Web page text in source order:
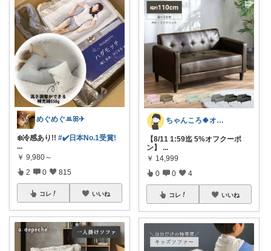
めぐめぐꔛꕤ✈︎
❄️冷感あり!! #✔️日本No.1受賞!
...
￥ 9,980～
2 0 815
コレ いいね
ちゃんころ🍀オリ写/インテリア/キッズ
【8/11 1:59迄 5%オフクーポ
ン】
...
￥ 14,999
0 0 4
コレ いいね